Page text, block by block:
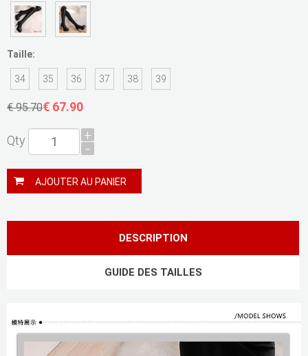
Taille:
34 35 36 37 38 39
€ 95.70€ 67.90
Qty +
-
AJOUTER AU PANIER
DESCRIPTION
GUIDE DES TAILLES